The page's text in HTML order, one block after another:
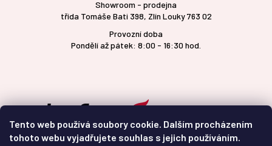
Tento web používá soubory cookie. Dalším procházením
tohoto webu vyjadřujete souhlas s jejich používáním.
Showroom - prodejna
třída Tomáše Bati 398, Zlín Louky 763 02
Provozní doba
Pondělí až pátek: 8:00 - 16:30 hod.